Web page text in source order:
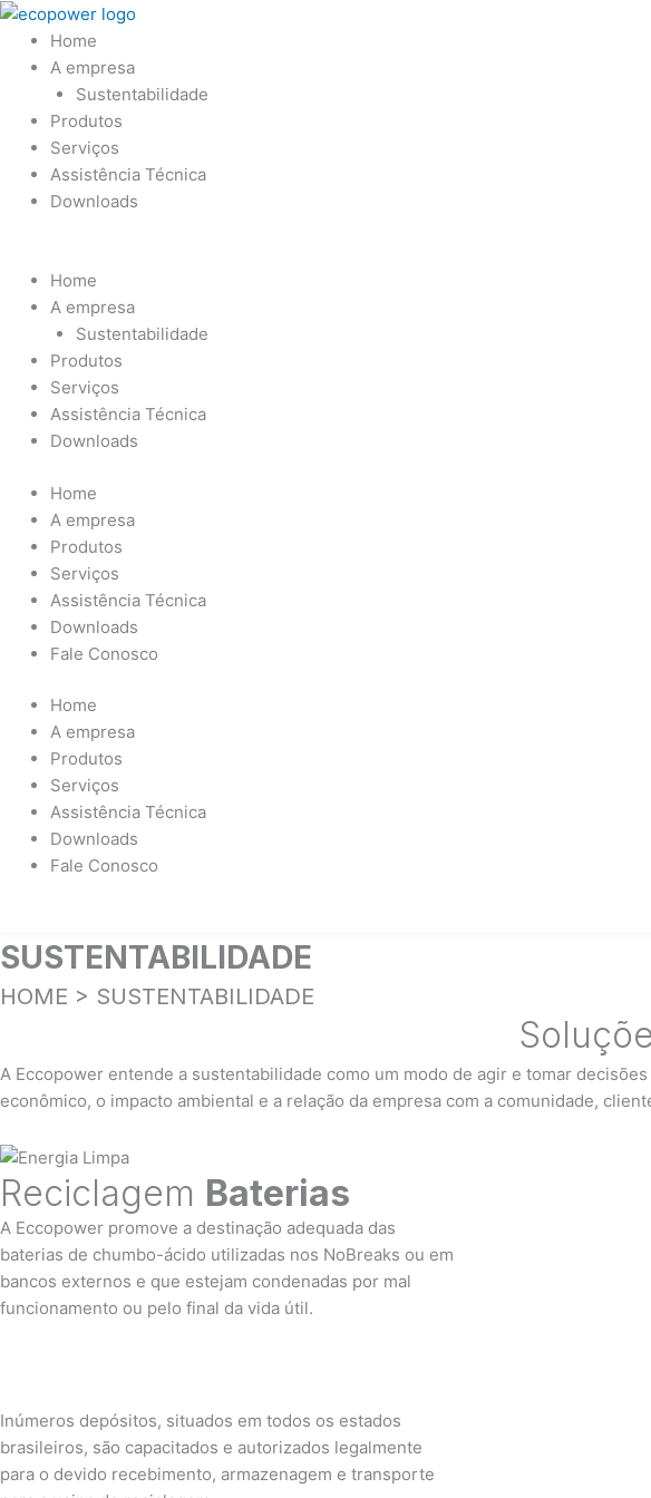
Ir
para
conteúdo
Home
A empresa
Sustentabilidade
Produtos
Serviços
Assistência Técnica
Downloads
Home
A empresa
Sustentabilidade
Produtos
Serviços
Assistência Técnica
Downloads
Home
A empresa
Produtos
Serviços
Assistência Técnica
Downloads
Fale Conosco
Home
A empresa
Produtos
Serviços
Assistência Técnica
Downloads
Fale Conosco
SUSTENTABILIDADE
HOME > SUSTENTABILIDADE
A Eccopower entende a sustentabilidade como um modo de agir e tomar
econômico, o impacto ambiental e a relação da empresa com a comunidade,
Reciclagem Baterias
A Eccopower promove a destinação adequada das
baterias de chumbo-ácido utilizadas nos NoBreaks ou em
bancos externos e que estejam condenadas por mal
funcionamento ou pelo final da vida útil.
Inúmeros depósitos, situados em todos os estados
brasileiros, são capacitados e autorizados legalmente
para o devido recebimento, armazenagem e transporte